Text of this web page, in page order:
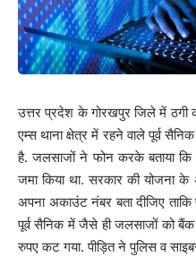
उत्तर प्रदेश के गोरखपुर जिले में ठगी
एम्स थाना क्षेत्र में रहने वाले पूर्व
है. जलसाजों ने फोन करके बताया
जमा किया था. सरकार की योजना
अपना अकाउंट नंबर बता दीजिए
पूर्व सैनिक में जैसे ही जलसाजों को
रुपए कट गया. पीड़ित ने पुलिस व